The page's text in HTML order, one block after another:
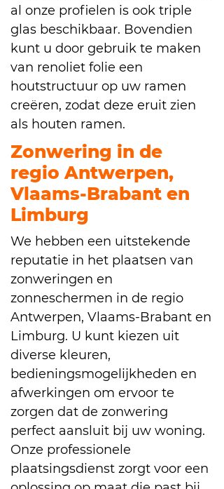
al onze profielen is ook triple
glas beschikbaar. Bovendien
kunt u door gebruik te maken
van renoliet folie een
houtstructuur op uw ramen
creëren, zodat deze eruit zien
als houten ramen.
Zonwering in de
regio Antwerpen,
Vlaams-Brabant en
Limburg
We hebben een uitstekende
reputatie in het plaatsen van
zonweringen en
zonneschermen in de regio
Antwerpen, Vlaams-Brabant en
Limburg. U kunt kiezen uit
diverse kleuren,
bedieningsmogelijkheden en
afwerkingen om ervoor te
zorgen dat de zonwering
perfect aansluit bij uw woning.
Onze professionele
plaatsingsdienst zorgt voor een